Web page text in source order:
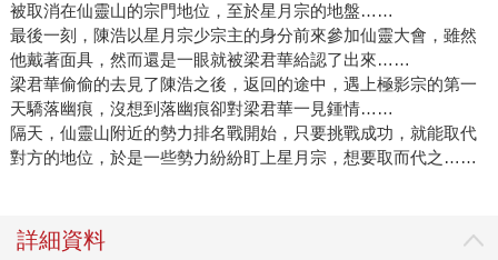
被取消在仙靈山的宗門地位，至於星月宗的地盤……
最後一刻，陳浩以星月宗少宗主的身分前來參加仙靈大會，雖然
他戴著面具，然而還是一眼就被梁君華給認了出來……
梁君華偷偷的去見了陳浩之後，返回的途中，遇上極影宗的第一
天驕落幽痕，沒想到落幽痕卻對梁君華一見鍾情……
隔天，仙靈山附近的勢力排名戰開始，只要挑戰成功，就能取代
對方的地位，於是一些勢力紛紛盯上星月宗，想要取而代之……
詳細資料